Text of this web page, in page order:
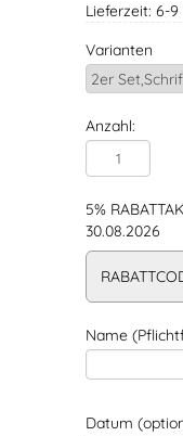
Lieferzeit: 6-
Varianten
Anzahl:
5%
30.08.2026
Name
Datum